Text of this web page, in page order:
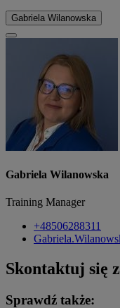
Gabriela Wilanowska
Gabriela Wilanowska
Training Manager
+48506288311
Skontaktuj się
Sprawdź także: